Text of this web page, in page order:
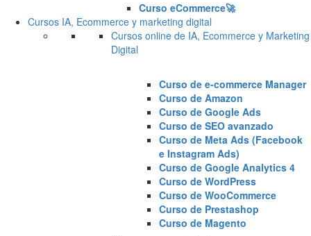
Curso eCommerce🚀
Cursos IA, Ecommerce y marketing digital
Cursos online de IA, Ecommerce y Marketing
Digital
Curso de e-commerce Manager
Curso de Amazon
Curso de Google Ads
Curso de SEO avanzado
Curso de Meta Ads (Facebook
e Instagram Ads)
Curso de Google Analytics 4
Curso de WordPress
Curso de WooCommerce
Curso de Prestashop
Curso de Magento